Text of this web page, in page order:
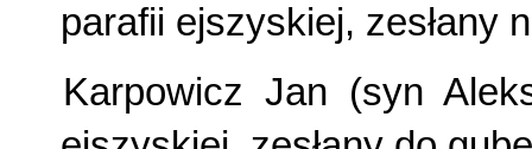
parafii ejszyskiej, zesłany
Karpowicz Jan (syn